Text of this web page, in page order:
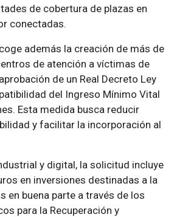
de cobertura de plazas en
conectadas.
además la creación de más de
de atención a víctimas de
de un Real Decreto Ley
del Ingreso Mínimo Vital
Esta medida busca reducir
y facilitar la incorporación al
y digital, la solicitud incluye
en inversiones destinadas a la
en buena parte a través de los
para la Recuperación y